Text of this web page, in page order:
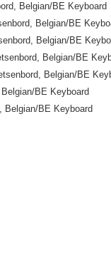
Belgian/BE Keyboard
Belgian/BE
Belgian/BE
Belgian/BE
Belgian/BE
BE Keyboard
Belgian/BE Keyboard